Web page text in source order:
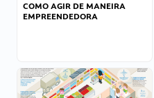
COMO AGIR DE MANEIRA
EMPREENDEDORA